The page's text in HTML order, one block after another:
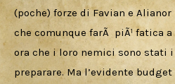
(poche) forze di Favian e
che comunque farÃ  piÃ¹ fatica
ora che i loro nemici sono stati
preparare. Ma l’evidente